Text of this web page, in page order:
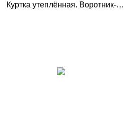
Куртка утеплённая. Воротник-
акцентом. Свободный крой, рукав